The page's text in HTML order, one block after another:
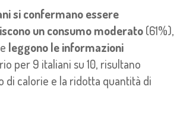
si confermano essere
un consumo moderato(61%),
e leggono le informazioni
per 9 italiani su 10, risultano
calorie e la ridotta quantità di